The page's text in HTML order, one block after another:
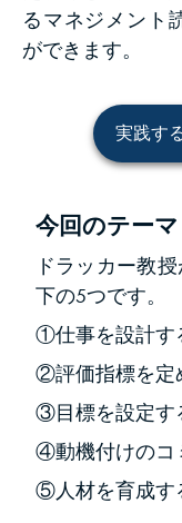
るマネジメ ント
ができます。
実践す
今回のテーマ
ドラッカー教
下の5つです。
①仕事を設計す
②評価指標を定
③目標を設定す
④動機付けのコ
⑤人材を育成す